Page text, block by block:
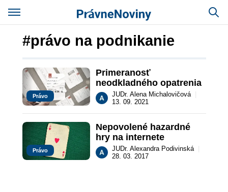
#právo na podnikanie
Právo
Primeranosť
neodkladného opatrenia
JUDr. Alena Michalovičová
13. 09. 2021
Právo
Nepovolené hazardné
hry na internete
JUDr. Alexandra Podivinská
28. 03. 2017